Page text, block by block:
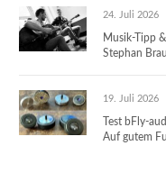
24. Juli 2026
Musik-Tipp
Stephan
19. Juli 2026
Test bFly-
Auf gutem